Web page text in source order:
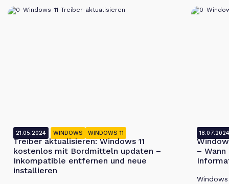
21.05.2024 WINDOWS WINDOWS 11
Treiber aktualisieren: Windows 11
kostenlos mit Bordmitteln updaten –
Inkompatible entfernen und neue
installieren
–